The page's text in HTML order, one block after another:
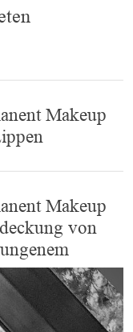
Makeup
Makeup
von